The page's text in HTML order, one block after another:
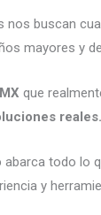
buscan
mayores y
que
reales.
abarca todo lo
y